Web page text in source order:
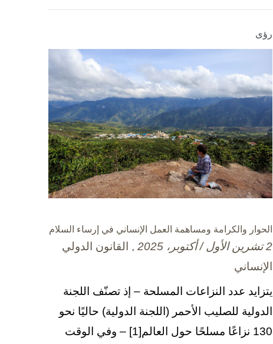
رؤى
الحوار والكرامة ومساهمة العمل الإنساني في إرساء السلام
2 تشرين الأول / أكتوبر، 2025
, القانون الدولي
الإنساني
يتزايد عدد النزاعات المسلحة – إذ تصنّف اللجنة
الدولية للصليب الأحمر (اللجنة الدولية) حاليًا نحو
130 نزاعًا مسلحًا حول العالم[1] – وفي الوقت